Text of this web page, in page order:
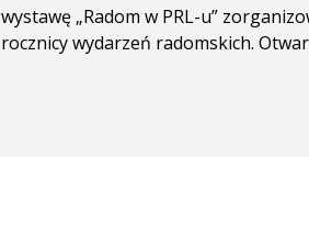
wystawę „Radom w PRL-u”
rocznicy wydarzeń radomskich.